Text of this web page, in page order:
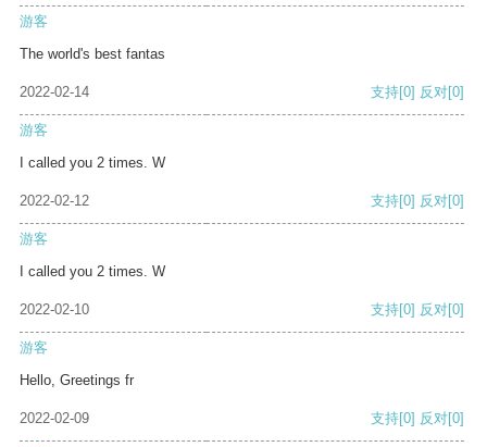
游客
The world's best fantas
2022-02-14 支持[0] 反对[0]
游客
I called you 2 times. W
2022-02-12 支持[0] 反对[0]
游客
I called you 2 times. W
2022-02-10 支持[0] 反对[0]
游客
Hello, Greetings fr
2022-02-09 支持[0] 反对[0]